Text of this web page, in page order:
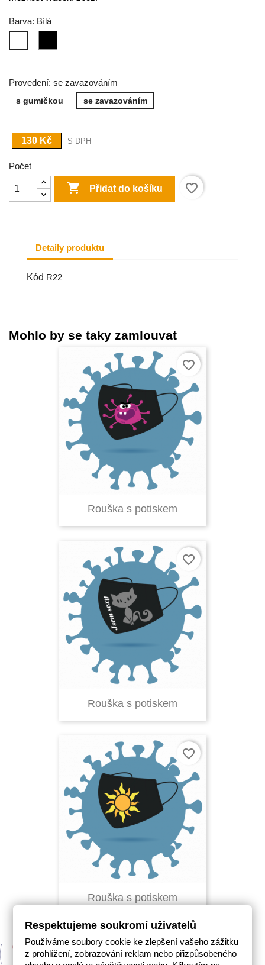
Barva: Bílá
Provedení: se zavazováním
s gumičkou se zavazováním
130 Kč S DPH
Počet
 Přidat do košíku favorite_border
Detaily produktu
Kód R22
Mohlo by se taky zamlouvat
Rouška s potiskem
favorite_border
Rouška s potiskem
favorite_border
Rouška s potiskem
favorite_border
Respektujeme soukromí uživatelů
Používáme soubory cookie ke zlepšení vašeho zážitku
z prohlížení, zobrazování reklam nebo přizpůsobeného